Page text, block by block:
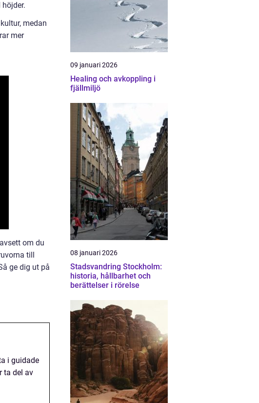
medan
mer
om du
till
ge dig ut på
i guidade
ta del av
09 januari 2026
Healing och avkoppling i
fjällmiljö
08 januari 2026
Stadsvandring Stockholm:
historia, hållbarhet och
berättelser i rörelse